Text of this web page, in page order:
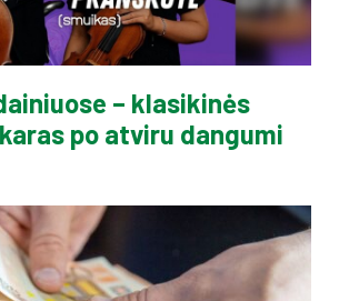
– klasikinės
po atviru dangumi